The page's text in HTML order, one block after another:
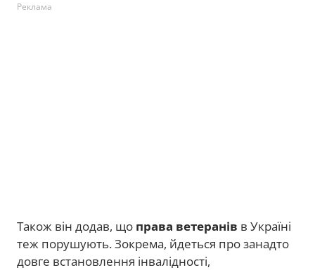
Реклама
Також він додав, що права ветеранів в Україні
теж порушують. Зокрема, йдеться про занадто
довге встановлення інвалідності,